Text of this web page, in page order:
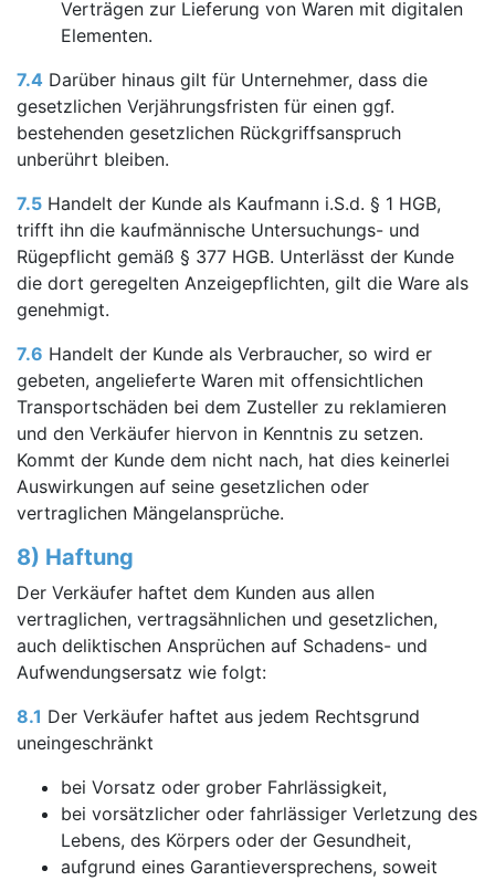
Verträgen zur Lieferung von Waren mit digitalen
Elementen.
7.4 Darüber hinaus gilt für Unternehmer, dass die
gesetzlichen Verjährungsfristen für einen ggf.
bestehenden gesetzlichen Rückgriffsanspruch
unberührt bleiben.
7.5 Handelt der Kunde als Kaufmann i.S.d. § 1 HGB,
trifft ihn die kaufmännische Untersuchungs- und
Rügepflicht gemäß § 377 HGB. Unterlässt der Kunde
die dort geregelten Anzeigepflichten, gilt die Ware als
genehmigt.
7.6 Handelt der Kunde als Verbraucher, so wird er
gebeten, angelieferte Waren mit offensichtlichen
Transportschäden bei dem Zusteller zu reklamieren
und den Verkäufer hiervon in Kenntnis zu setzen.
Kommt der Kunde dem nicht nach, hat dies keinerlei
Auswirkungen auf seine gesetzlichen oder
vertraglichen Mängelansprüche.
8) Haftung
Der Verkäufer haftet dem Kunden aus allen
vertraglichen, vertragsähnlichen und gesetzlichen,
auch deliktischen Ansprüchen auf Schadens- und
Aufwendungsersatz wie folgt:
8.1 Der Verkäufer haftet aus jedem Rechtsgrund
uneingeschränkt
bei Vorsatz oder grober Fahrlässigkeit,
bei vorsätzlicher oder fahrlässiger Verletzung des
Lebens, des Körpers oder der Gesundheit,
aufgrund eines Garantieversprechens, soweit